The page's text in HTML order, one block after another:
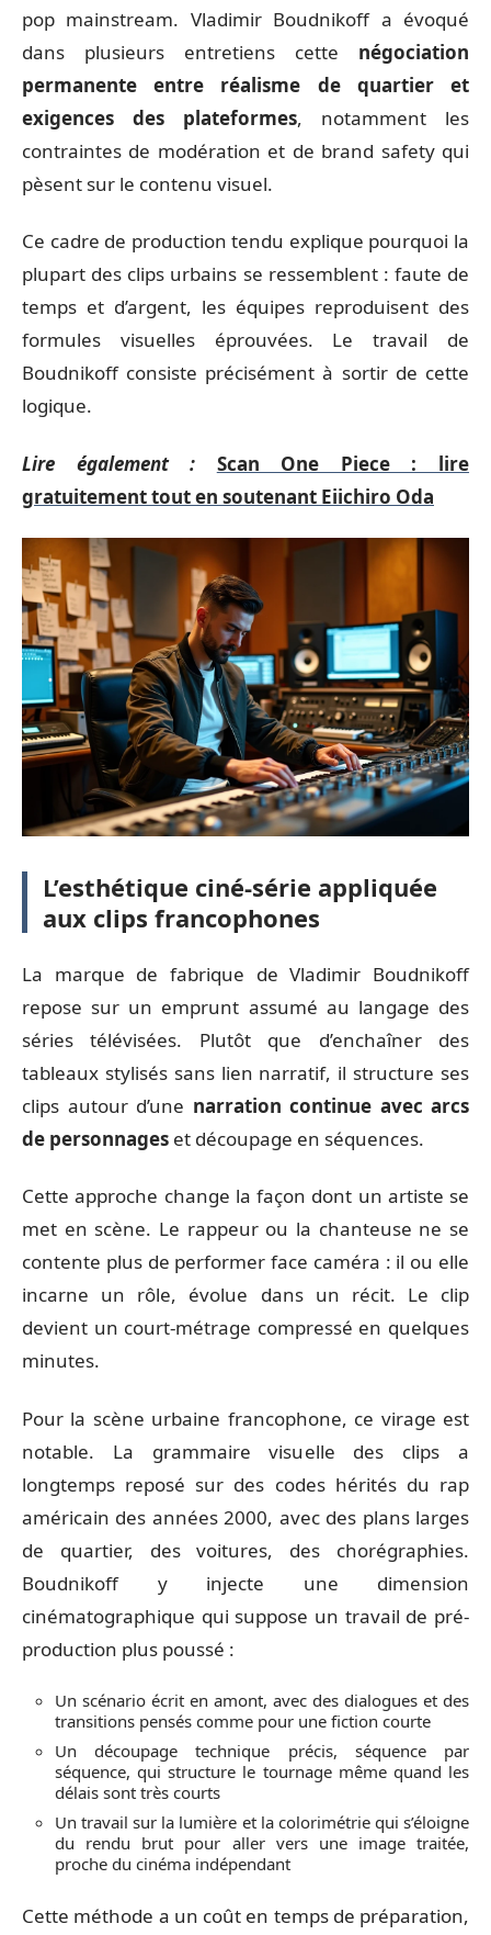
pop mainstream. Vladimir Boudnikoff a évoqué
dans plusieurs entretiens cette négociation
permanente entre réalisme de quartier et
exigences des plateformes, notamment les
contraintes de modération et de brand safety qui
pèsent sur le contenu visuel.
Ce cadre de production tendu explique pourquoi la
plupart des clips urbains se ressemblent : faute de
temps et d’argent, les équipes reproduisent des
formules visuelles éprouvées. Le travail de
Boudnikoff consiste précisément à sortir de cette
logique.
Lire également :
Scan One Piece : lire
gratuitement tout en soutenant Eiichiro Oda
L’esthétique ciné-série appliquée
aux clips francophones
La marque de fabrique de Vladimir Boudnikoff
repose sur un emprunt assumé au langage des
séries télévisées. Plutôt que d’enchaîner des
tableaux stylisés sans lien narratif, il structure ses
clips autour d’une narration continue avec arcs
de personnages et découpage en séquences.
Cette approche change la façon dont un artiste se
met en scène. Le rappeur ou la chanteuse ne se
contente plus de performer face caméra : il ou elle
incarne un rôle, évolue dans un récit. Le clip
devient un court-métrage compressé en quelques
minutes.
Pour la scène urbaine francophone, ce virage est
notable. La grammaire visuelle des clips a
longtemps reposé sur des codes hérités du rap
américain des années 2000, avec des plans larges
de quartier, des voitures, des chorégraphies.
Boudnikoff y injecte une dimension
cinématographique qui suppose un travail de pré-
production plus poussé :
Un scénario écrit en amont, avec des dialogues et des
transitions pensés comme pour une fiction courte
Un découpage technique précis, séquence par
séquence, qui structure le tournage même quand les
délais sont très courts
Un travail sur la lumière et la colorimétrie qui s’éloigne
du rendu brut pour aller vers une image traitée,
proche du cinéma indépendant
Cette méthode a un coût en temps de préparation,